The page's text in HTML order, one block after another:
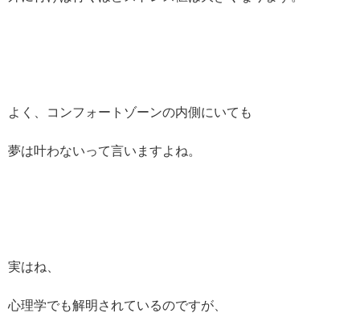
よく、コンフォートゾーンの内側にいても
夢は叶わないって言いますよね。
実はね、
心理学でも解明されているのですが、